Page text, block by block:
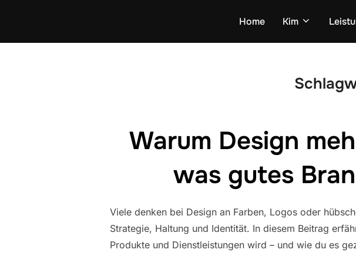
springen
Home Kim
Warum Design
was gutes
Viele denken bei Design an Farben, Logos oder
Strategie, Haltung und Identität. In diesem Beitrag
Produkte und Dienstleistungen wird – und wie du es